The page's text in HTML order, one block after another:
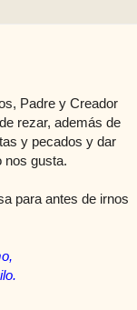
Padre y Creador
rezar, además de
y pecados y dar
nos gusta.
para antes de irnos